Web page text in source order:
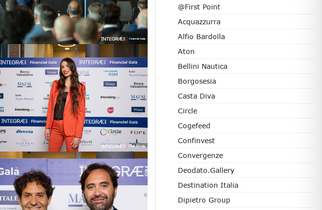
@First Point
Acquazzurra
Alfio Bardolla
Aton
Bellini Nautica
Borgosesia
Casta Diva
Circle
Cogefeed
Confinvest
Convergenze
Deodato.Gallery
Destination Italia
Dipietro Group